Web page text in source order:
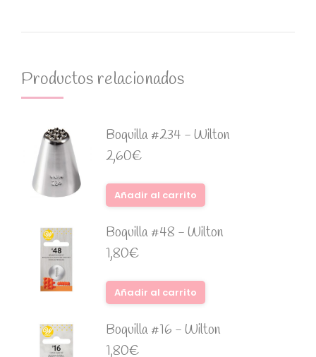
Productos relacionados
Boquilla #234 - Wilton
2,60€
Añadir al carrito
Boquilla #48 - Wilton
1,80€
Añadir al carrito
Boquilla #16 - Wilton
1,80€